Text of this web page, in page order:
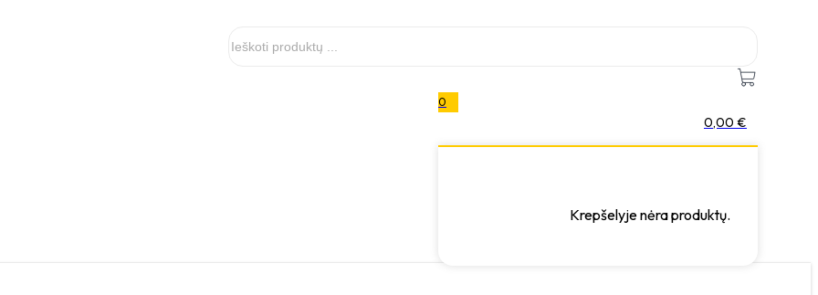
0
0,00 €
Krepšelyje nėra produktų.